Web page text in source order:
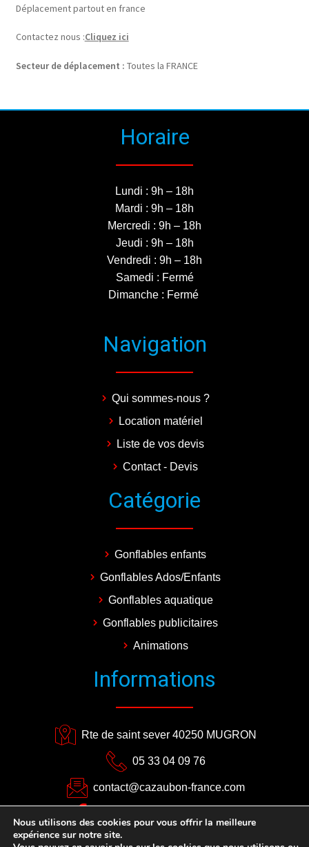
Déplacement partout en france
Contactez nous :Cliquez ici
Secteur de déplacement : Toutes la FRANCE
Horaire
Lundi : 9h – 18h
Mardi : 9h – 18h
Mercredi : 9h – 18h
Jeudi : 9h – 18h
Vendredi : 9h – 18h
Samedi : Fermé
Dimanche : Fermé
Navigation
Qui sommes-nous ?
Location matériel
Liste de vos devis
Contact - Devis
Catégorie
Gonflables enfants
Gonflables Ados/Enfants
Gonflables aquatique
Gonflables publicitaires
Animations
Informations
Rte de saint sever 40250 MUGRON
05 33 04 09 76
contact@cazaubon-france.com
Nous utilisons des cookies pour vous offrir la meilleure
expérience sur notre site.